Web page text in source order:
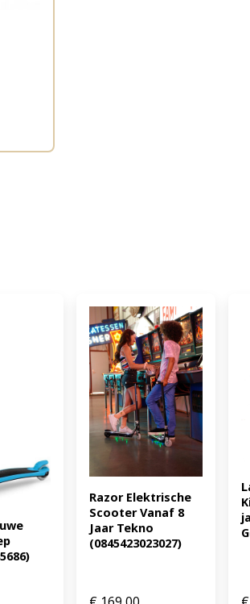
Razor Elektrische
Scooter Vanaf 8
Jaar Tekno
(0845423023027)